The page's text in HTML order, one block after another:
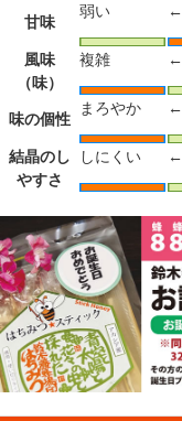
甘味
弱い ←
風味
（味）
複雑 ←
味の個性
まろやか ←
結晶のし
やすさ
しにくい ←